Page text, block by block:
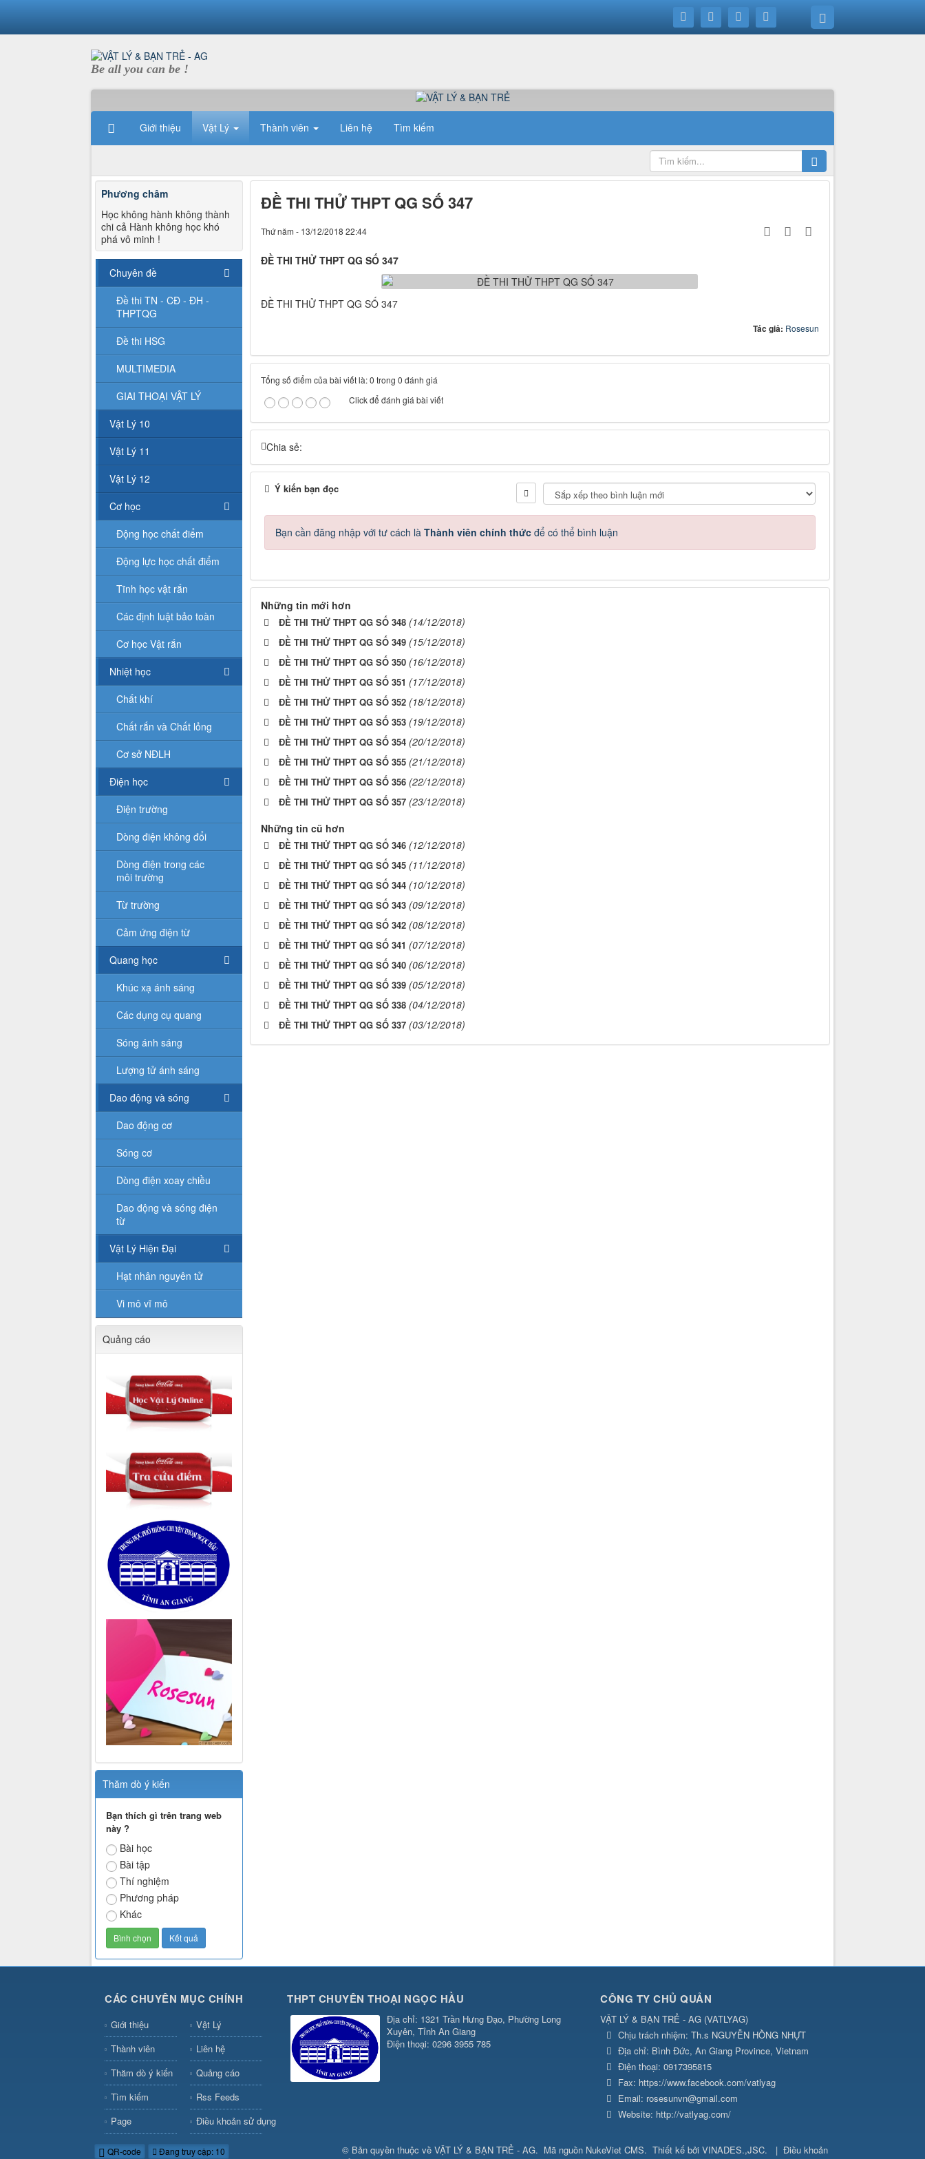
Be all you can be !
Giới thiệu Vật Lý Thành viên Liên hệ Tìm kiếm
ĐỀ THI THỬ THPT QG SỐ 347
Thứ năm - 13/12/2018 22:44
ĐỀ THI THỬ THPT QG SỐ 347
ĐỀ THI THỬ THPT QG SỐ 347
Tác giả: Rosesun
Tổng số điểm của bài viết là: 0 trong 0 đánh giá
Click để đánh giá bài viết
Chia sẻ:
Ý kiến bạn đọc
Bạn cần đăng nhập với tư cách là Thành viên chính thứcđể có thể bình luận
Những tin mới hơn
ĐỀ THI THỬ THPT QG SỐ 348 (14/12/2018)
ĐỀ THI THỬ THPT QG SỐ 349 (15/12/2018)
ĐỀ THI THỬ THPT QG SỐ 350 (16/12/2018)
ĐỀ THI THỬ THPT QG SỐ 351 (17/12/2018)
ĐỀ THI THỬ THPT QG SỐ 352 (18/12/2018)
ĐỀ THI THỬ THPT QG SỐ 353 (19/12/2018)
ĐỀ THI THỬ THPT QG SỐ 354 (20/12/2018)
ĐỀ THI THỬ THPT QG SỐ 355 (21/12/2018)
ĐỀ THI THỬ THPT QG SỐ 356 (22/12/2018)
ĐỀ THI THỬ THPT QG SỐ 357 (23/12/2018)
Những tin cũ hơn
ĐỀ THI THỬ THPT QG SỐ 346 (12/12/2018)
ĐỀ THI THỬ THPT QG SỐ 345 (11/12/2018)
ĐỀ THI THỬ THPT QG SỐ 344 (10/12/2018)
ĐỀ THI THỬ THPT QG SỐ 343 (09/12/2018)
ĐỀ THI THỬ THPT QG SỐ 342 (08/12/2018)
ĐỀ THI THỬ THPT QG SỐ 341 (07/12/2018)
ĐỀ THI THỬ THPT QG SỐ 340 (06/12/2018)
ĐỀ THI THỬ THPT QG SỐ 339 (05/12/2018)
ĐỀ THI THỬ THPT QG SỐ 338 (04/12/2018)
ĐỀ THI THỬ THPT QG SỐ 337 (03/12/2018)
Phương châm
Học không hành không thành
chi cả Hành không học khó
phá vô minh !
Chuyên đề
Đề thi TN - CĐ - ĐH -
THPTQG
Đề thi HSG
MULTIMEDIA
GIAI THOẠI VẬT LÝ
Vật Lý 10
Vật Lý 11
Vật Lý 12
Cơ học
Động học chất điểm
Động lực học chất điểm
Tĩnh học vật rắn
Các định luật bảo toàn
Cơ học Vật rắn
Nhiệt học
Chất khí
Chất rắn và Chất lỏng
Cơ sở NĐLH
Điện học
Điện trường
Dòng điện không đổi
Dòng điện trong các
môi trường
Từ trường
Cảm ứng điện từ
Quang học
Khúc xạ ánh sáng
Các dụng cụ quang
Sóng ánh sáng
Lượng tử ánh sáng
Dao động và sóng
Dao động cơ
Sóng cơ
Dòng điện xoay chiều
Dao động và sóng điện
từ
Vật Lý Hiện Đại
Hạt nhân nguyên tử
Vi mô vĩ mô
Quảng cáo
Thăm dò ý kiến
Bạn thích gì trên trang web
này ?
Bài học
Bài tập
Thí nghiệm
Phương pháp
Khác
CÁC CHUYÊN MỤC CHÍNH
Giới thiệu
Vật Lý
Thành viên
Liên hệ
Thăm dò ý kiến
Quảng cáo
Tìm kiếm
Rss Feeds
Page
Điều khoản sử dụng
THPT CHUYÊN THOẠI NGỌC HẦU
Địa chỉ: 1321 Trần Hưng Đạo, Phường Long
Xuyên, Tỉnh An Giang
Điện thoại: 0296 3955 785
CÔNG TY CHỦ QUẢN
VẬT LÝ & BẠN TRẺ - AG (VATLYAG)
Chịu trách nhiệm: Th.s NGUYỄN HỒNG NHỰT
Địa chỉ: Bình Đức, An Giang Province, Vietnam
Điện thoại: 0917395815
Fax: https://www.facebook.com/vatlyag
Email: rosesunvn@gmail.com
Website: http://vatlyag.com/
QR-code Đang truy cập: 10 © Bản quyền thuộc về VẬT LÝ & BẠN TRẺ - AG. Mã nguồn NukeViet CMS. Thiết kế bởi VINADES.,JSC. | Điều khoản